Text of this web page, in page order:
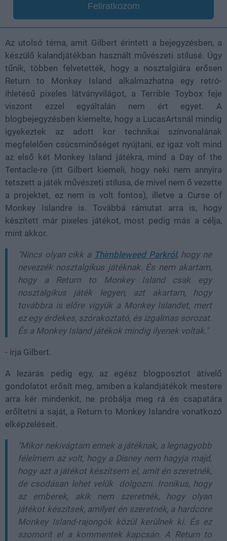
Feliratkozom
Az utolsó téma, amit Gilbert érintett a bejegyzésben, a
készülő kalandjátékban használt művészeti stílusé. Úgy
tűnik, többen felvetették, hogy a nosztalgiára erősen
Return to Monkey Island alkalmazhatna egy retró-
ihletésű pixeles látványvilágot, a Terrible Toybox feje
viszont ezzel egyáltalán nem ért egyet. A
blogbejegyzésben kiemelte, hogy a LucasArtsnál mindig
igyekeztek az adott kor technikai színvonalának
megfelelően csúcsminőséget nyújtani, ez igaz volt mind
az első két Monkey Island játékra, mind a Day of the
Tentacle-re (itt Gilbert kiemeli, hogy neki nem annyira
tetszett a játék művészeti stílusa, de mivel nem ő vezette
a projektet, ez nem is volt fontos), illetve a Curse of
Monkey Islandre is. Továbbá rámutat arra is, hogy
készített már pixeles játékot, most pedig más a célja,
mint akkor.
"Nincs olyan cikk a Thimbleweed Parkról, hogy ne
nevezzék nosztalgikus játéknak. És nem akartam,
hogy a Return to Monkey Island csak egy
nosztalgikus játék legyen, azt akartam, hogy
továbbra is előre vigyük a Monkey Islandet, mert
ez egy érdekes, szórakoztató, és izgalmas sorozat.
És a Monkey Island játékok mindig ilyenek voltak."
- írja Gilbert.
A lezárás pedig egy, az egész blogposztot átívelő
gondolatot erősít meg, amiben a kalandjátékok mestere
arra kér mindenkit, ne próbálja meg rá és csapatára
erőltetni a saját, a Return to Monkey Islandre vonatkozó
elképzeléseit.
"Mikor nekivágtam ennek a játéknak, a legnagyobb
félelmem az volt, hogy a Disney nem hagyja majd,
hogy azt a játékot készítsem el, amit én szeretnék,
de csodásan lehet velük dolgozni. Ironikus, hogy
az emberek, akik nem szeretnék, hogy olyan
játékot készítsek, amilyet én szeretnék, a hardcore
Monkey Island-rajongók közül kerülnek ki. És ez
szomorít el a kommentek kapcsán. A Return to